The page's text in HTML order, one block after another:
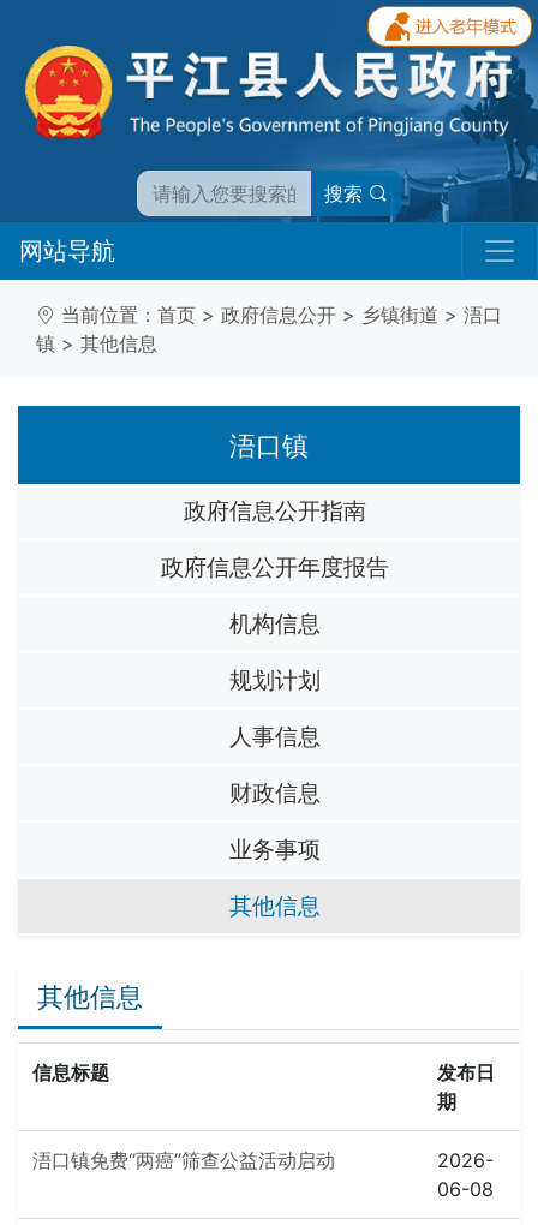
搜索
网站导航
当前位置： 首页 > 政府信息公开 > 乡镇街道 > 浯口
镇 > 其他信息
浯口镇
政府信息公开指南
政府信息公开年度报告
机构信息
规划计划
人事信息
财政信息
业务事项
其他信息
其他信息
信息标题
发布日
期
浯口镇免费“两癌”筛查公益活动启动
2026-
06-08